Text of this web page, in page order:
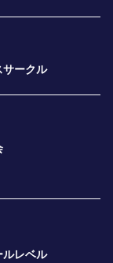
サークル
ルレベル